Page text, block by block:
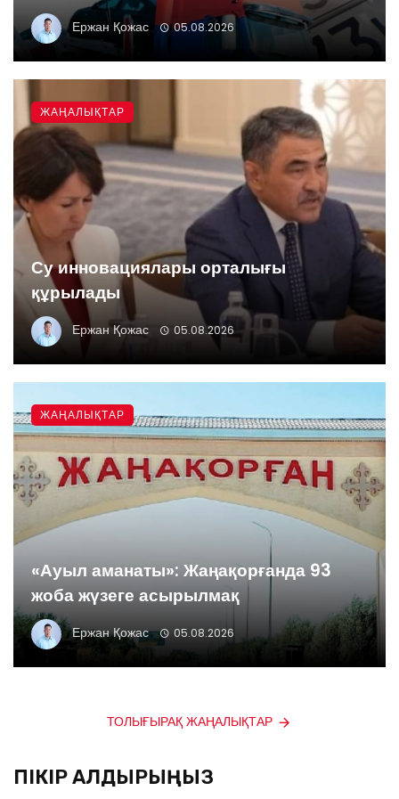
Ержан Қожас 05.08.2026
Су инновациялары орталығы
құрылады
Ержан Қожас 05.08.2026
ЖАҢАЛЫҚТАР
«Ауыл аманаты»: Жаңақорғанда 93
жоба жүзеге асырылмақ
Ержан Қожас 05.08.2026
ЖАҢАЛЫҚТАР
ТОЛЫҒЫРАҚ ЖАҢАЛЫҚТАР
ПІКІР ҚАЛДЫРЫҢЫЗ